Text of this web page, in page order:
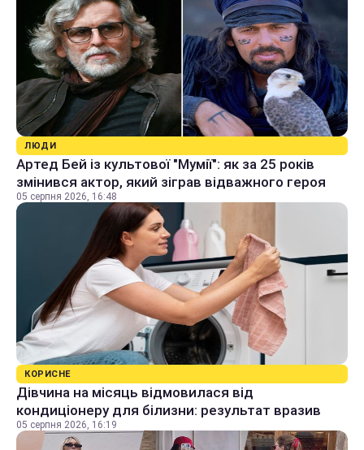
ЛЮДИ
Артед Бей із культової "Мумії": як за 25 років
змінився актор, який зіграв відважного героя
05 серпня 2026, 16:48
КОРИСНЕ
Дівчина на місяць відмовилася від
кондиціонеру для білизни: результат вразив
05 серпня 2026, 16:19